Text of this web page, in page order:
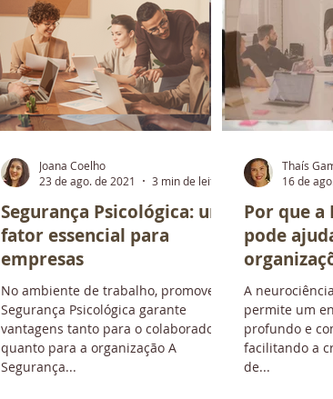
Segurança Psicológica: um
fator essencial para
empresas
No ambiente de trabalho, promover
Segurança Psicológica garante
vantagens tanto para o colaborador
quanto para a organização A
Segurança...
Joana Coelho
23 de ago. de 2021
3 min de leitura
Por que a
pode
A
permite um
profundo e
facilitando a
de...
Thaís
16 de